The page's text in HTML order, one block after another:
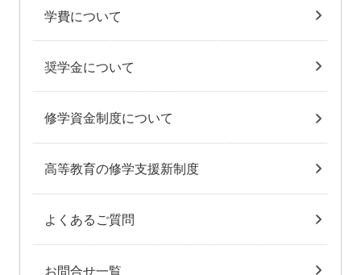
学費について
奨学金について
修学資金制度について
高等教育の修学支援新制度
よくあるご質問
お問合せ一覧